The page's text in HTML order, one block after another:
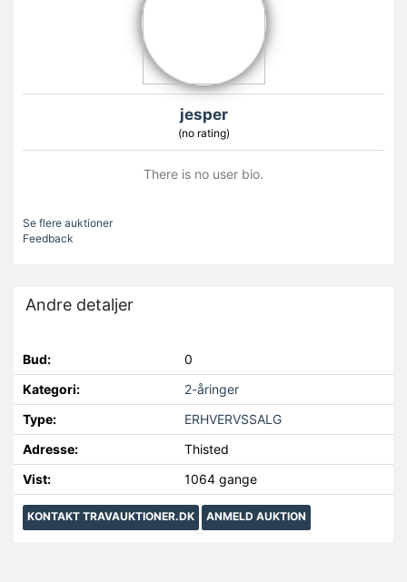
jesper
(no rating)
There is no user bio.
Se flere auktioner
Feedback
Andre detaljer
Bud:
0
Kategori:
2-åringer
Type:
ERHVERVSSALG
Adresse:
Thisted
Vist:
1064 gange
KONTAKT TRAVAUKTIONER.DK ANMELD AUKTION